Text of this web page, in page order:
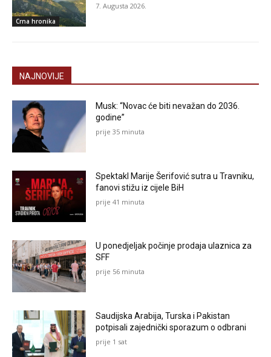
Crna hronika
7. Augusta 2026.
NAJNOVIJE
Musk: “Novac će biti nevažan do 2036.
godine”
prije 35 minuta
Spektakl Marije Šerifović sutra u Travniku,
fanovi stižu iz cijele BiH
prije 41 minuta
U ponedjeljak počinje prodaja ulaznica za
SFF
prije 56 minuta
Saudijska Arabija, Turska i Pakistan
potpisali zajednički sporazum o odbrani
prije 1 sat